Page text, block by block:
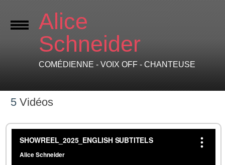
Alice
Schneider
COMÉDIENNE - VOIX OFF - CHANTEUSE
5 Vidéos